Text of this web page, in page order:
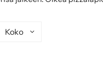
Koko